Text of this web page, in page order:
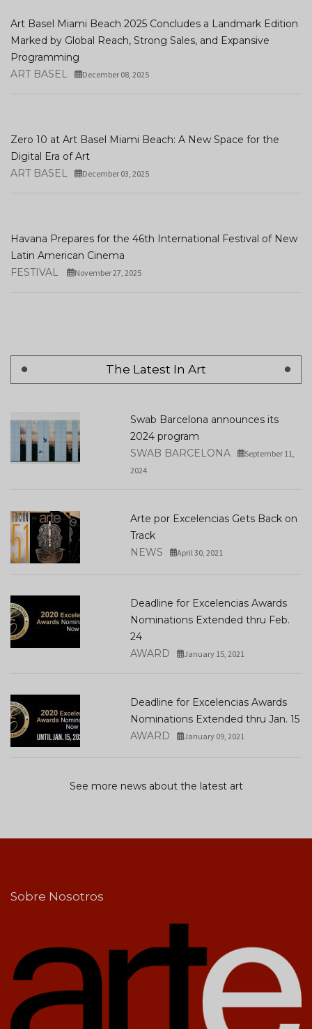
Art Basel Miami Beach 2025 Concludes a Landmark Edition
Marked by Global Reach, Strong Sales, and Expansive
Programming
ART BASEL
December 08, 2025
Zero 10 at Art Basel Miami Beach: A New Space for the
Digital Era of Art
ART BASEL
December 03, 2025
Havana Prepares for the 46th International Festival of New
Latin American Cinema
FESTIVAL
November 27, 2025
The Latest In Art
Swab Barcelona announces its
2024 program
SWAB BARCELONA
September 11,
2024
Arte por Excelencias Gets Back on
Track
NEWS
April 30, 2021
Deadline for Excelencias Awards
Nominations Extended thru Feb.
24
AWARD
January 15, 2021
Deadline for Excelencias Awards
Nominations Extended thru Jan. 15
AWARD
January 09, 2021
See more news about the latest art
Sobre Nosotros